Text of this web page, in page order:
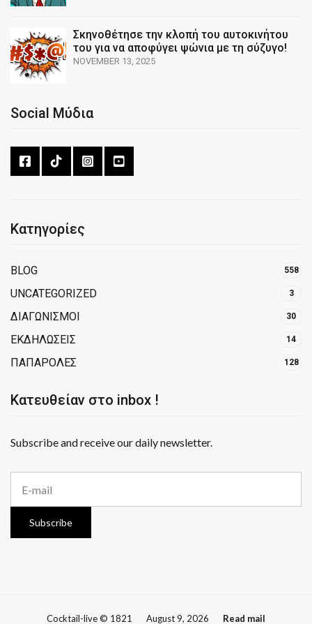
Σκηνοθέτησε την κλοπή του αυτοκινήτου
του για να αποφύγει ψώνια με τη σύζυγο!
NOVEMBER 13, 2025
Social Μύδια
Κατηγορίες
BLOG 558
UNCATEGORIZED 3
ΔΙΑΓΩΝΙΣΜΟΙ 30
ΕΚΔΗΛΩΣΕΙΣ 14
ΠΑΠΑΡΟΛΕΣ 128
Κατευθείαν στο inbox !
Subscribe and receive our daily newsletter.
a
Subscribe
Cocktail-live © 1821 August 9, 2026 Read mail